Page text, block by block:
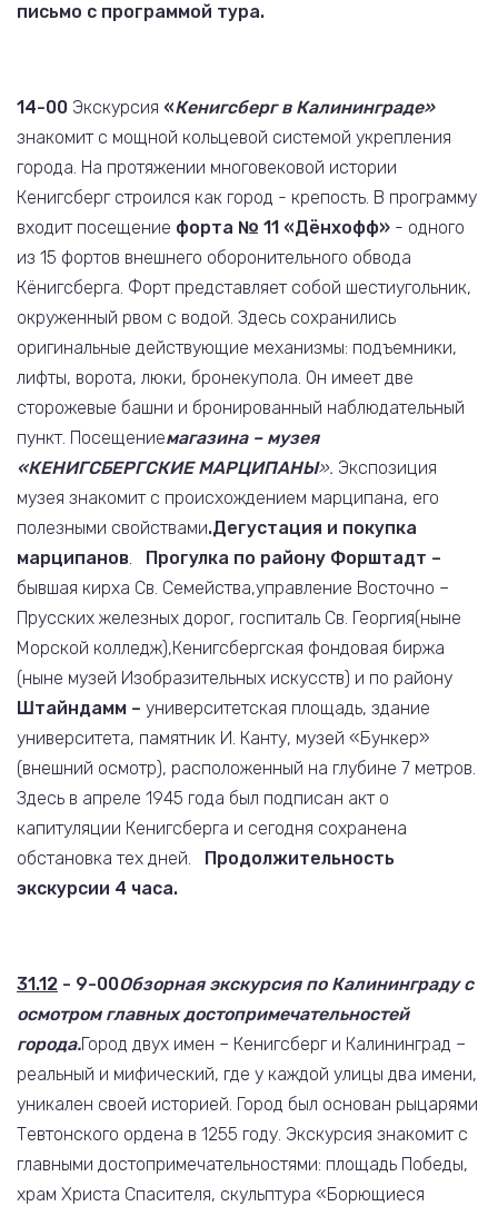
письмо с программой тура.
14-00 Экскурсия «Кенигсберг в Калининграде»
знакомит с мощной кольцевой системой укрепления
города. На протяжении многовековой истории
Кенигсберг строился как город - крепость. В программу
входит посещение форта № 11 «Дёнхофф» - одного
из 15 фортов внешнего оборонительного обвода
Кёнигсберга. Форт представляет собой шестиугольник,
окруженный рвом с водой. Здесь сохранились
оригинальные действующие механизмы: подъемники,
лифты, ворота, люки, бронекупола. Он имеет две
сторожевые башни и бронированный наблюдательный
пункт. Посещениемагазина – музея
«КЕНИГСБЕРГСКИЕ МАРЦИПАНЫ». Экспозиция
музея знакомит с происхождением марципана, его
полезными свойствами.Дегустация и покупка
марципанов.
Прогулка по району Форштадт –
бывшая кирха Св. Семейства,управление Восточно –
Прусских железных дорог, госпиталь Св. Георгия(ныне
Морской колледж),Кенигсбергская фондовая биржа
(ныне музей Изобразительных искусств) и по району
Штайндамм – университетская площадь, здание
университета, памятник И. Канту, музей «Бункер»
(внешний осмотр), расположенный на глубине 7 метров.
Здесь в апреле 1945 года был подписан акт о
капитуляции Кенигсберга и сегодня сохранена
обстановка тех дней.
Продолжительность
экскурсии 4 часа.
31.12 - 9-00Обзорная экскурсия по Калининграду с
осмотром главных достопримечательностей
города.Город двух имен – Кенигсберг и Калининград –
реальный и мифический, где у каждой улицы два имени,
уникален своей историей. Город был основан рыцарями
Тевтонского ордена в 1255 году. Экскурсия знакомит с
главными достопримечательностями: площадь Победы,
храм Христа Спасителя, скульптура «Борющиеся